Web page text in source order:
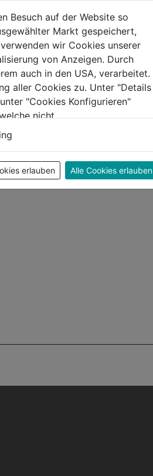
Druckmagnetschnapp
er 1Stk zum
Anschrauben schwarz
(0)
0.0
von
5
9,29€
Besuch auf der Website so
Markt gespeichert,
wir Cookies unserer
von Anzeigen. Durch
auch in den USA, verarbeitet.
aller Cookies zu. Unter "Details
"Cookies Konfigurieren"
nicht.
erlauben Alle Cookies erlauben